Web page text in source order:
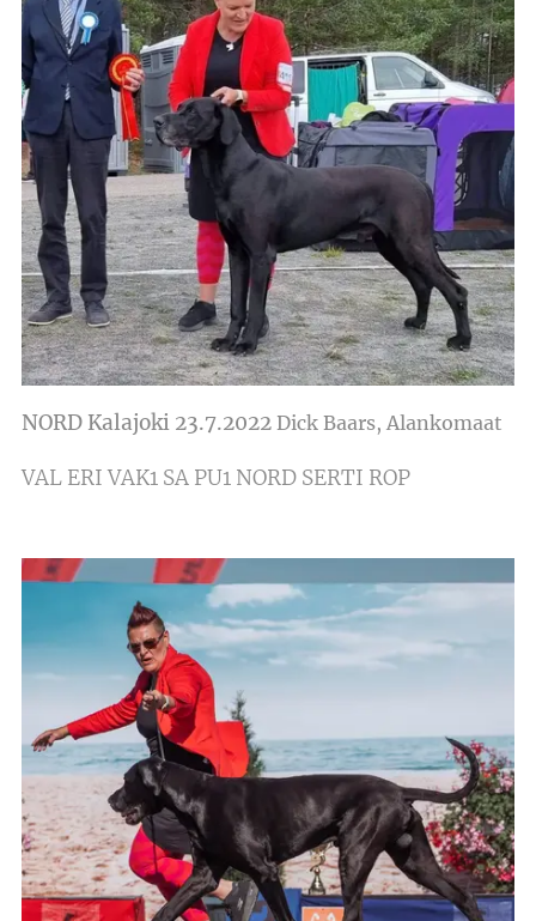
NORD Kalajoki 23.7.2022 Dick Baars, Alankomaat
VAL ERI VAK1 SA PU1 NORD SERTI ROP